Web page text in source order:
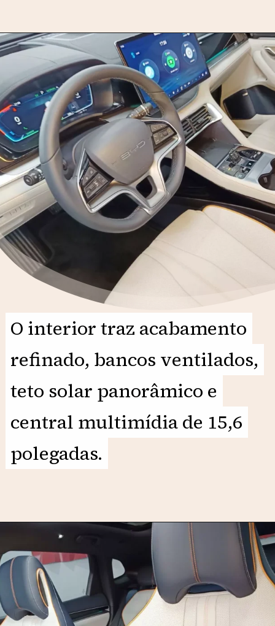
Opening https://motorprime.com.br/novo-byd-song-plus-2026-qual-e-o-preco-e-diferenciais/
O interior traz acabamento
refinado, bancos ventilados,
teto solar panorâmico e
central multimídia de 15,6
polegadas.
O interior traz acabamento
refinado, bancos ventilados,
teto solar panorâmico e
central multimídia de 15,6
polegadas.
Opening https://motorprime.com.br/novo-byd-song-plus-2026-qual-e-o-preco-e-diferenciais/